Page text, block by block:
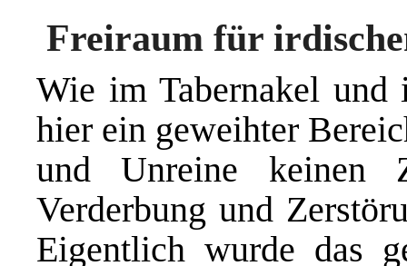
Freiraum für
Wie im Tabernakel und
hier ein geweihter
und Unreine
Verderbung und
Eigentlich wurde das